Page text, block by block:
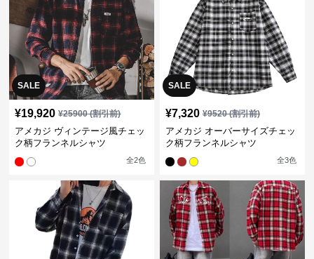
SALE
¥19,920 ¥25900(割引前)
アメカジ ヴィンテージ風チェッ
ク柄フランネルシャツ
全2色
SALE
¥7,320 ¥9520(割引前)
アメカジ オーバーサイズチェッ
ク柄フランネルシャツ
全3色